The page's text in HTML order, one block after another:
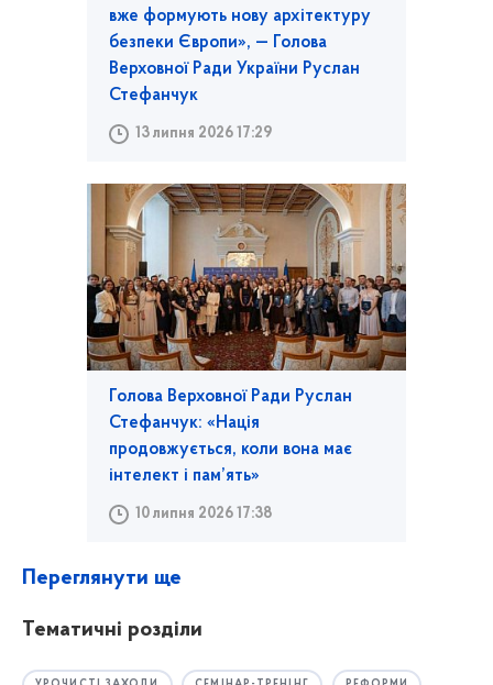
вже формують нову архітектуру
безпеки Європи», — Голова
Верховної Ради України Руслан
Стефанчук
13 липня 2026 17:29
Голова Верховної Ради Руслан
Стефанчук: «Нація
продовжується, коли вона має
інтелект і пам’ять»
10 липня 2026 17:38
Переглянути ще
Тематичні розділи